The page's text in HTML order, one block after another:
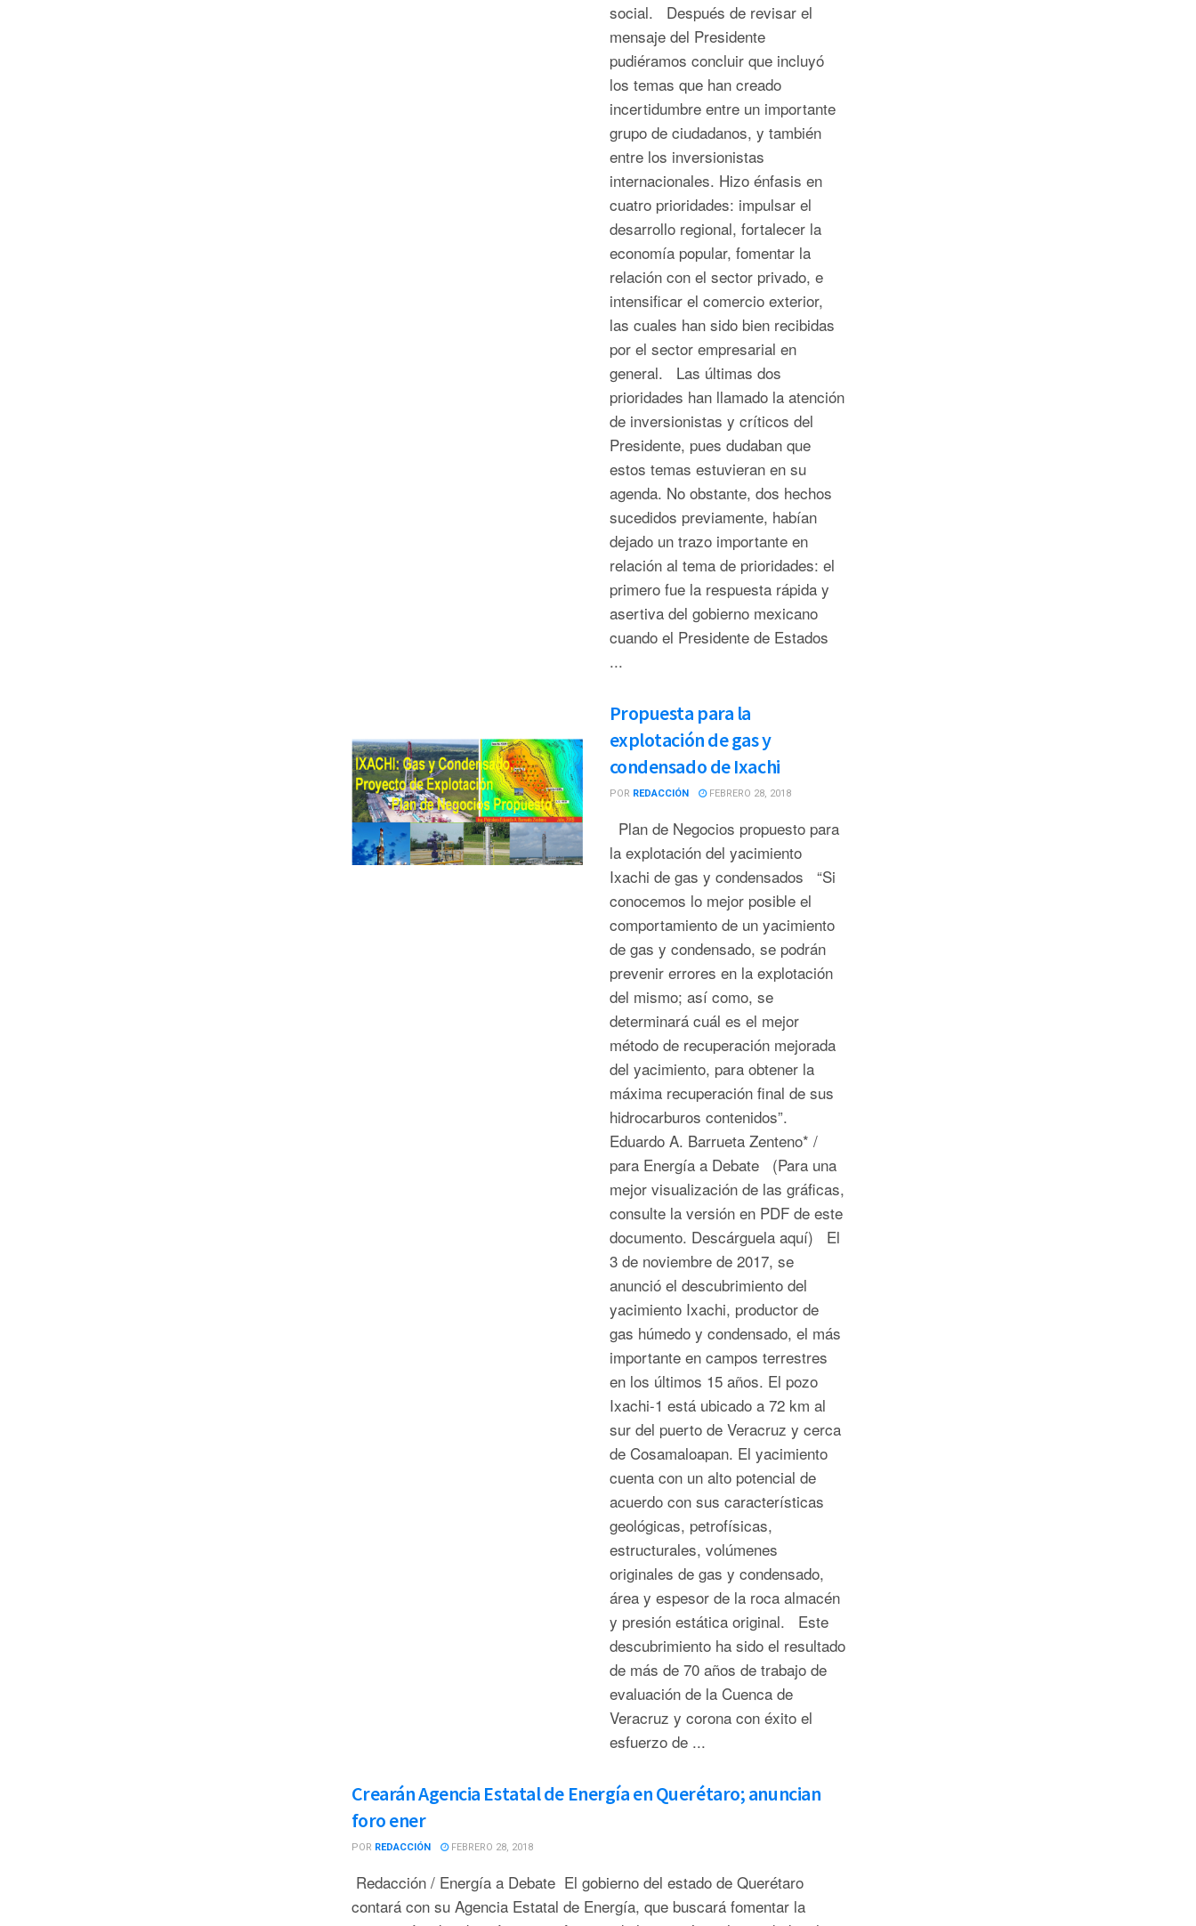
social. Después de revisar el
mensaje del Presidente
pudiéramos concluir que incluyó
los temas que han creado
incertidumbre entre un importante
grupo de ciudadanos, y también
entre los inversionistas
internacionales. Hizo énfasis en
cuatro prioridades: impulsar el
desarrollo regional, fortalecer la
economía popular, fomentar la
relación con el sector privado, e
intensificar el comercio exterior,
las cuales han sido bien recibidas
por el sector empresarial en
general. Las últimas dos
prioridades han llamado la atención
de inversionistas y críticos del
Presidente, pues dudaban que
estos temas estuvieran en su
agenda. No obstante, dos hechos
sucedidos previamente, habían
dejado un trazo importante en
relación al tema de prioridades: el
primero fue la respuesta rápida y
asertiva del gobierno mexicano
cuando el Presidente de Estados
...
Propuesta para la
explotación de gas y
condensado de Ixachi
POR REDACCIÓN FEBRERO 28, 2018
Plan de Negocios propuesto para
la explotación del yacimiento
Ixachi de gas y condensados “Si
conocemos lo mejor posible el
comportamiento de un yacimiento
de gas y condensado, se podrán
prevenir errores en la explotación
del mismo; así como, se
determinará cuál es el mejor
método de recuperación mejorada
del yacimiento, para obtener la
máxima recuperación final de sus
hidrocarburos contenidos”.
Eduardo A. Barrueta Zenteno* /
para Energía a Debate (Para una
mejor visualización de las gráficas,
consulte la versión en PDF de este
documento. Descárguela aquí) El
3 de noviembre de 2017, se
anunció el descubrimiento del
yacimiento Ixachi, productor de
gas húmedo y condensado, el más
importante en campos terrestres
en los últimos 15 años. El pozo
Ixachi-1 está ubicado a 72 km al
sur del puerto de Veracruz y cerca
de Cosamaloapan. El yacimiento
cuenta con un alto potencial de
acuerdo con sus características
geológicas, petrofísicas,
estructurales, volúmenes
originales de gas y condensado,
área y espesor de la roca almacén
y presión estática original. Este
descubrimiento ha sido el resultado
de más de 70 años de trabajo de
evaluación de la Cuenca de
Veracruz y corona con éxito el
esfuerzo de ...
Crearán Agencia Estatal de Energía en Querétaro; anuncian
foro ener
POR REDACCIÓN FEBRERO 28, 2018
Redacción / Energía a Debate El gobierno del estado de Querétaro
contará con su Agencia Estatal de Energía, que buscará fomentar la